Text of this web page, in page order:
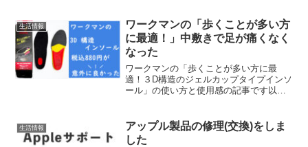
ゼント企画【第一弾】 先着順 ご当地
銘菓通常11時オープンの...
生活情報
ワークマンの「歩くことが多い方
に最適！」中敷きで足が痛くなく
なった
ワークマンの「歩くことが多い方に最
適！３D構造のジェルカップタイプインソ
ール」の使い方と使用感の記事です以外
な意味で書きましたワークマンのインソ
ールはカットのやり方が記...
生活情報
アップル製品の修理(交換)をしま
した